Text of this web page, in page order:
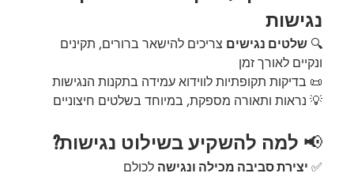
נגישות
🔍 שלטים נגישים צריכים להישאר ברורים, תקינים
ונקיים לאורך זמן
📜 בדיקות תקופתיות לווידוא עמידה בתקנות הנגישות
💡 נראות ותאורה מספקת, במיוחד בשלטים חיצוניים
📢 למה להשקיע בשילוט נגישות?
✅ יצירת סביבה מכילה ונגישה לכולם